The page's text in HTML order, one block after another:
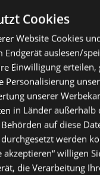
Freude
Cookies
Website Cookies
auslesen/
Einwilligung
Personalisierung
unserer
in Länder
auf diese
werden
akzeptieren“ willigen
die Verarbeitung